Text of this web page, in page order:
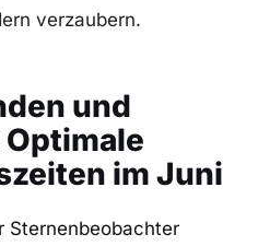
verzaubern.
und
im Juni
Sternenbeobachter